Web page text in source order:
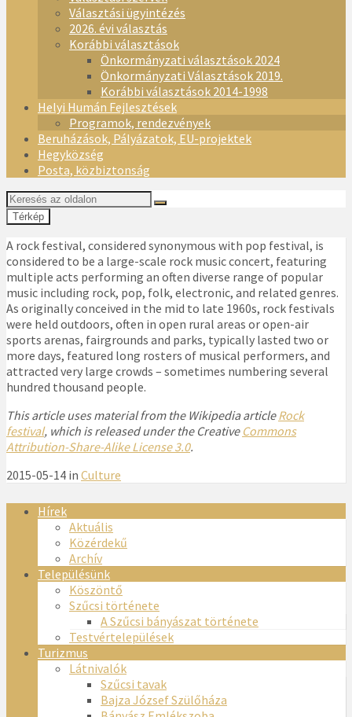
Választási ügyintézés
2026. évi választás
Korábbi választások
Önkormányzati választások 2024
Önkormányzati Választások 2019.
Korábbi választások 2014-1998
Helyi Humán Fejlesztések
Programok, rendezvények
Beruházások, Pályázatok, EU-projektek
Hegyközség
Posta, közbiztonság
Térkép
A rock festival, considered synonymous with pop festival, is
considered to be a large-scale rock music concert, featuring
multiple acts performing an often diverse range of popular
music including rock, pop, folk, electronic, and related genres.
As originally conceived in the mid to late 1960s, rock festivals
were held outdoors, often in open rural areas or open-air
sports arenas, fairgrounds and parks, typically lasted two or
more days, featured long rosters of musical performers, and
attracted very large crowds – sometimes numbering several
hundred thousand people.
This article uses material from the Wikipedia articleRock
festival, which is released under the Creative Commons
Attribution-Share-Alike License 3.0.
2015-05-14 in Culture
Hírek
Aktuális
Közérdekű
Archív
Településünk
Köszöntő
Szűcsi története
A Szűcsi bányászat története
Testvértelepülések
Turizmus
Látnivalók
Szűcsi tavak
Bajza József Szülőháza